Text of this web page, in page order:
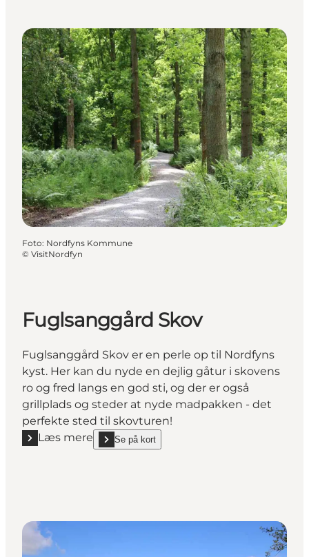
Foto: Nordfyns Kommune
© VisitNordfyn
Fuglsanggård Skov
Fuglsanggård Skov er en perle op til Nordfyns
kyst. Her kan du nyde en dejlig gåtur i skovens
ro og fred langs en god sti, og der er også
grillplads og steder at nyde madpakken - det
perfekte sted til skovturen!
Læs mere
Læs mere "Fuglsanggård Skov"
Se på kort
show Fuglsanggård Skov on_map